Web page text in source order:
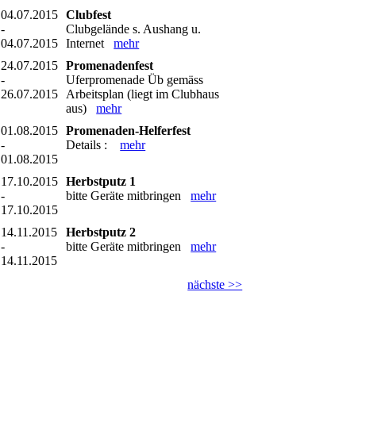
04.07.2015
-
04.07.2015
Clubfest
Clubgelände s. Aushang u.
Internetmehr
24.07.2015
-
26.07.2015
Promenadenfest
Uferpromenade Üb gemäss
Arbeitsplan (liegt im Clubhaus
aus)mehr
01.08.2015
-
01.08.2015
Promenaden-Helferfest
Details :mehr
17.10.2015
-
17.10.2015
Herbstputz 1
bitte Geräte mitbringenmehr
14.11.2015
-
14.11.2015
Herbstputz 2
bitte Geräte mitbringenmehr
nächste >>